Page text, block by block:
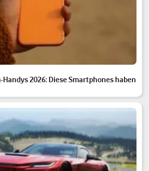
2026: Diese Smartphones haben